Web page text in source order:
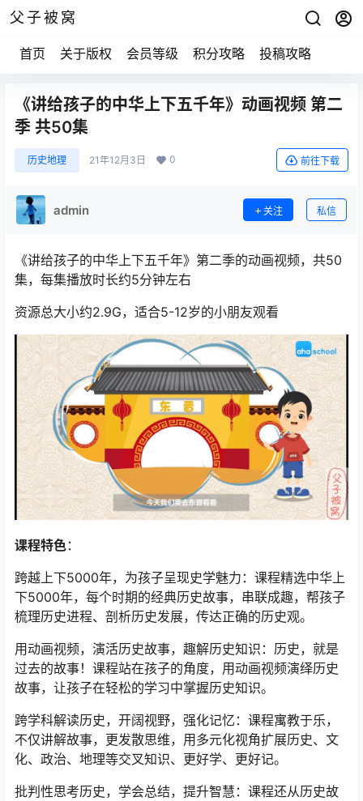
父子被窝
首页 关于版权 会员等级 积分攻略 投稿攻略
《讲给孩子的中华上下五千年》动画视频 第二
季 共50集
历史地理 21年12月3日 0 前往下载
admin 关注 私信
《讲给孩子的中华上下五千年》第二季的动画视频，共50
集，每集播放时长约5分钟左右
资源总大小约2.9G，适合5-12岁的小朋友观看
课程特色：
跨越上下5000年，为孩子呈现史学魅力：课程精选中华上
下5000年，每个时期的经典历史故事，串联成趣，帮孩子
梳理历史进程、剖析历史发展，传达正确的历史观。
用动画视频，演活历史故事，趣解历史知识：历史，就是
过去的故事！课程站在孩子的角度，用动画视频演绎历史
故事，让孩子在轻松的学习中掌握历史知识。
跨学科解读历史，开阔视野，强化记忆：课程寓教于乐，
不仅讲解故事，更发散思维，用多元化视角扩展历史、文
化、政治、地理等交叉知识、更好学、更好记。
批判性思考历史，学会总结，提升智慧：课程还从历史故